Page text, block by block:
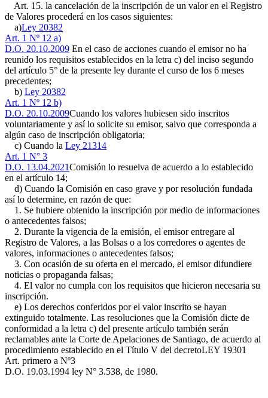
Art. 15. la cancelación de la inscripción de un valor en el Registro
de Valores procederá en los casos siguientes:
a)Ley 20382
Art. 1 Nº 12 a)
D.O. 20.10.2009 En el caso de acciones cuando el emisor no ha
reunido los requisitos establecidos en la letra c) del inciso segundo
del artículo 5° de la presente ley durante el curso de los 6 meses
precedentes;
b) Ley 20382
Art. 1 Nº 12 b)
D.O. 20.10.2009Cuando los valores hubiesen sido inscritos
voluntariamente y así lo solicite su emisor, salvo que corresponda a
algún caso de inscripción obligatoria;
c) Cuando la Ley 21314
Art. 1 N° 3
D.O. 13.04.2021Comisión lo resuelva de acuerdo a lo establecido
en el artículo 14;
d) Cuando la Comisión en caso grave y por resolución fundada
así lo determine, en razón de que:
1. Se hubiere obtenido la inscripción por medio de informaciones
o antecedentes falsos;
2. Durante la vigencia de la emisión, el emisor entregare al
Registro de Valores, a las Bolsas o a los corredores o agentes de
valores, informaciones o antecedentes falsos;
3. Con ocasión de su oferta en el mercado, el emisor difundiere
noticias o propaganda falsas;
4. El valor no cumpla con los requisitos que hicieron necesaria su
inscripción.
e) Los derechos conferidos por el valor inscrito se hayan
extinguido totalmente. Las resoluciones que la Comisión dicte de
conformidad a la letra c) del presente artículo también serán
reclamables ante la Corte de Apelaciones de Santiago, de acuerdo al
procedimiento establecido en el Título V del decretoLEY 19301
Art. primero a Nº3
D.O. 19.03.1994 ley N° 3.538, de 1980.